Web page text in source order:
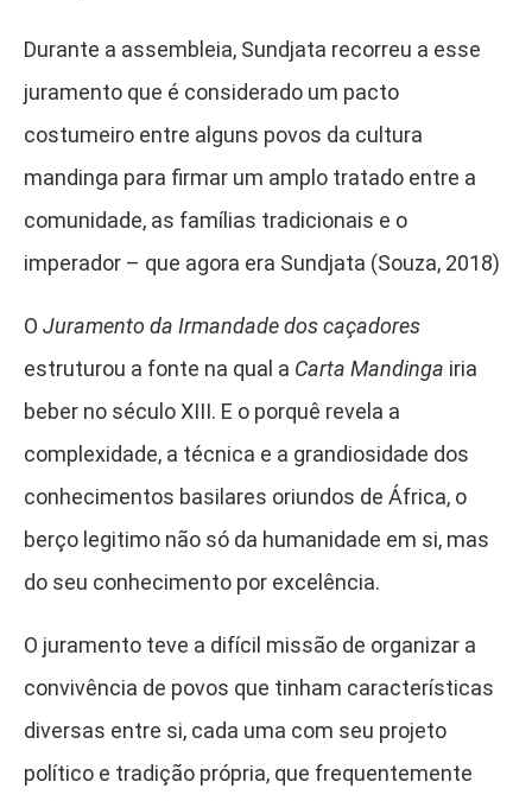
Durante a assembleia, Sundjata recorreu a esse
juramento que é considerado um pacto
costumeiro entre alguns povos da cultura
mandinga para firmar um amplo tratado entre a
comunidade, as famílias tradicionais e o
imperador – que agora era Sundjata (Souza, 2018)
O Juramento da Irmandade dos caçadores
estruturou a fonte na qual a Carta Mandinga iria
beber no século XIII. E o porquê revela a
complexidade, a técnica e a grandiosidade dos
conhecimentos basilares oriundos de África, o
berço legitimo não só da humanidade em si, mas
do seu conhecimento por excelência.
O juramento teve a difícil missão de organizar a
convivência de povos que tinham características
diversas entre si, cada uma com seu projeto
político e tradição própria, que frequentemente